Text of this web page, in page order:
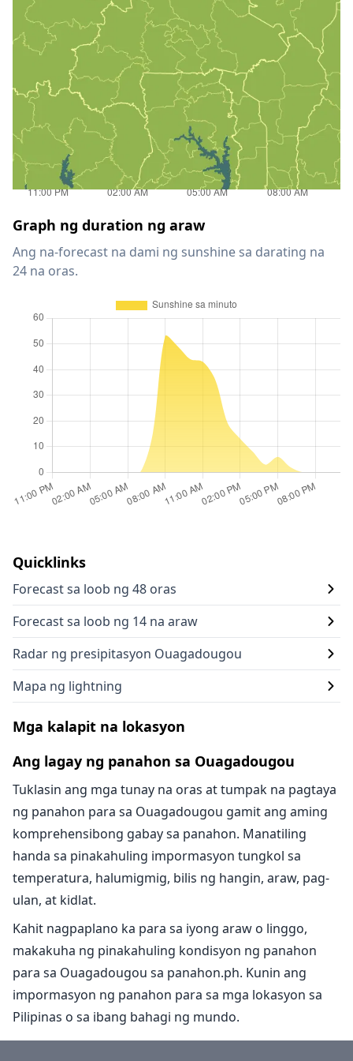
Graph ng duration ng araw
Ang na-forecast na dami ng sunshine sa darating na
24 na oras.
Quicklinks
Forecast sa loob ng 48 oras
Forecast sa loob ng 14 na araw
Radar ng presipitasyon Ouagadougou
Mapa ng lightning
Mga kalapit na lokasyon
Ang lagay ng panahon sa Ouagadougou
Tuklasin ang mga tunay na oras at tumpak na pagtaya
ng panahon para sa Ouagadougou gamit ang aming
komprehensibong gabay sa panahon. Manatiling
handa sa pinakahuling impormasyon tungkol sa
temperatura, halumigmig, bilis ng hangin, araw, pag-
ulan, at kidlat.
Kahit nagpaplano ka para sa iyong araw o linggo,
makakuha ng pinakahuling kondisyon ng panahon
para sa Ouagadougou sa panahon.ph. Kunin ang
impormasyon ng panahon para sa mga lokasyon sa
Pilipinas o sa ibang bahagi ng mundo.